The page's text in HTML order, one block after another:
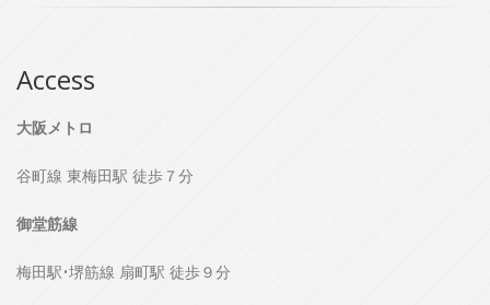
Access
大阪メトロ
谷町線 東梅田駅 徒歩７分
御堂筋線
梅田駅•堺筋線 扇町駅 徒歩９分